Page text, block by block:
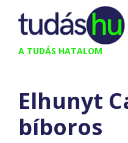
Kilépés
tartalomba
A TUDÁS HATALOM
Elhunyt
bíboros